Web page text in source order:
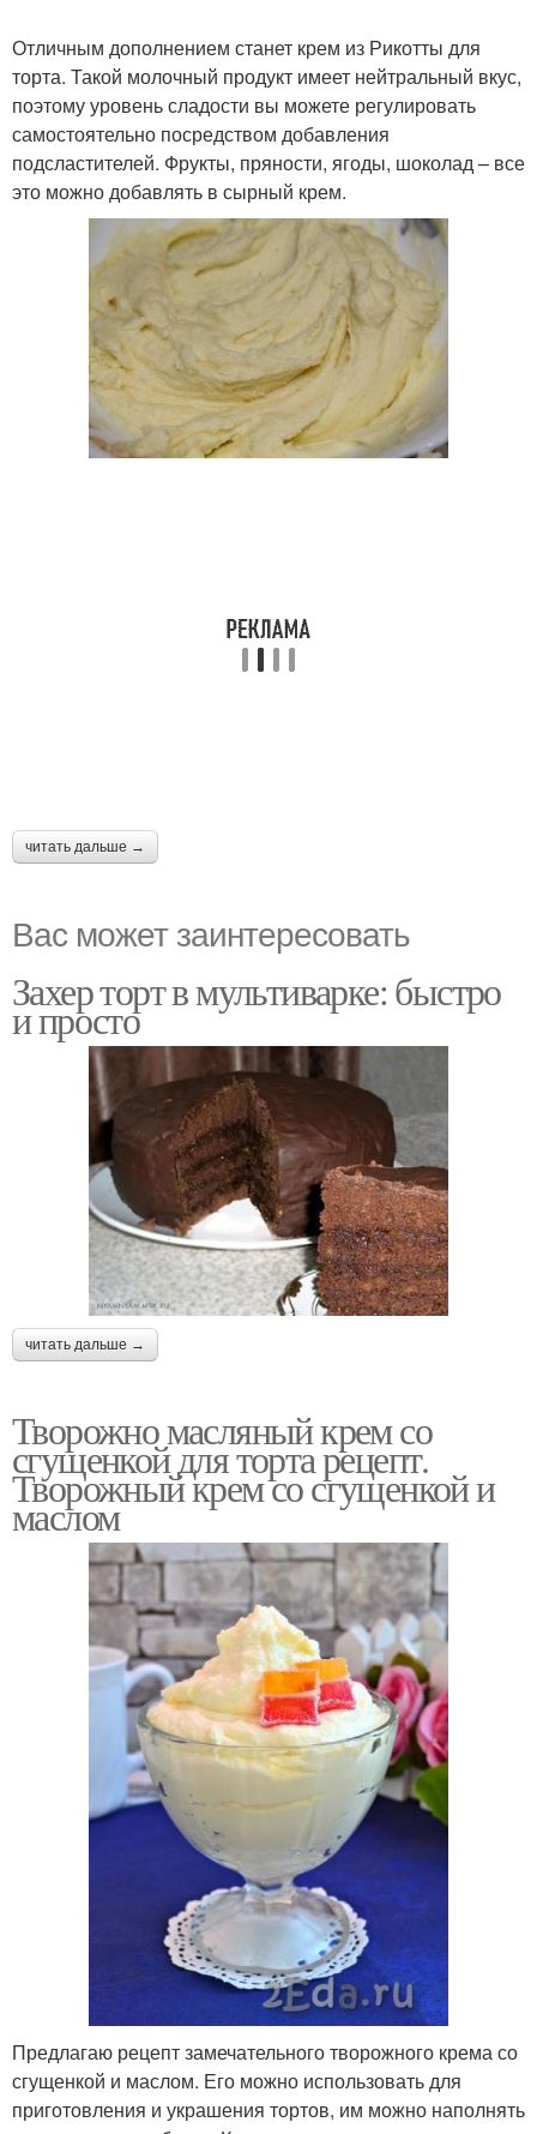
Отличным дополнением станет крем из Рикотты для
торта. Такой молочный продукт имеет нейтральный вкус,
поэтому уровень сладости вы можете регулировать
самостоятельно посредством добавления
подсластителей. Фрукты, пряности, ягоды, шоколад – все
это можно добавлять в сырный крем.
читать дальше →
Вас может заинтересовать
Захер торт в мультиварке: быстро
и просто
читать дальше →
Творожно масляный крем со
сгущенкой для торта рецепт.
Творожный крем со сгущенкой и
маслом
Предлагаю рецепт замечательного творожного крема со
сгущенкой и маслом. Его можно использовать для
приготовления и украшения тортов, им можно наполнять